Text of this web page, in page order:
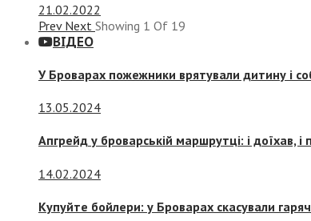
21.02.2022
Prev Next Showing 1 Of 19
ВІДЕО
У Броварах пожежники врятували дитину і
13.05.2024
Апгрейд у броварській маршрутці: і доїхав, і
14.02.2024
Купуйте бойлери: у Броварах скасували